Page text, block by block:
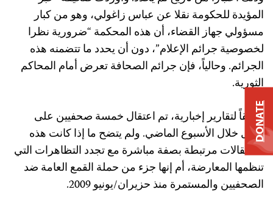
المؤيدة للحكومة نقلا عن عباس زاغولي، وهو من كبار
مسؤولي جهاز القضاء، أن هذه المحكمة “ضرورية نظرا
لخصوصية جرائم الإعلام”، دون أن يحدد ما تتضمنه هذه
الجرائم. وحالياً، فإن جرائم الصحافة تعرض أمام المحاكم
الثورية.
ووفقاً لتقارير إخبارية، تم اعتقال خمسة صحفيين على
الأقل خلال الأسبوع الماضي. ولم يتضح ما إذا كانت هذه
الاعتقالات مرتبطة بصفة مباشرة مع تجدد التظاهرات التي
تنظمها المعارضة، أم إنها جزء من حملة القمع العامة ضد
الصحفيين والمستمرة منذ حزيران/يونيو 2009.
DONATE